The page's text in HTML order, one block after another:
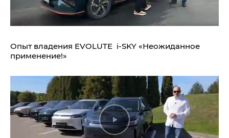
Опыт владения EVOLUTE i‑SKY «Неожиданное
применение!»